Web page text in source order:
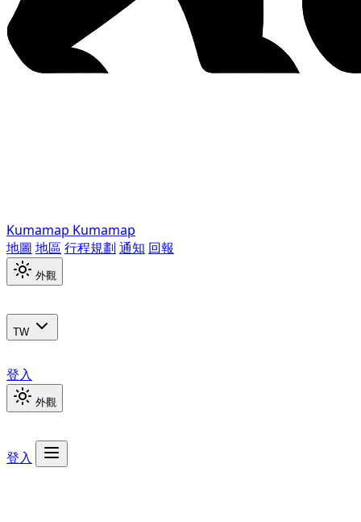
Kumamap Kumamap
地圖 地區 行程規劃 通知 回報
外觀
TW
登入
外觀
登入